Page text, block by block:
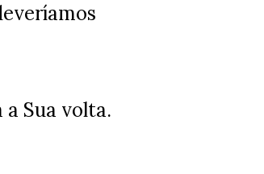
Sua volta.